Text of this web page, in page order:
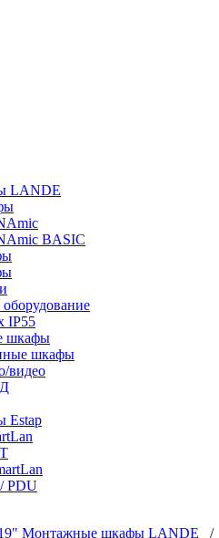
LANDE
BASIC
IP55
шкафы
шкафы
видео
Estap
PDU
Монтажные шкафы LANDE /